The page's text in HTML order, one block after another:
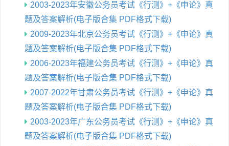
2003-2023年安徽公务员考试《行测》+《申论》真
题及答案解析(电子版合集 PDF格式下载)
2009-2023年北京公务员考试《行测》+《申论》真
题及答案解析(电子版合集 PDF格式下载)
2006-2023年福建公务员考试《行测》+《申论》真
题及答案解析(电子版合集 PDF格式下载)
2007-2022年甘肃公务员考试《行测》+《申论》真
题及答案解析(电子版合集 PDF格式下载)
2003-2023年广东公务员考试《行测》+《申论》真
题及答案解析(电子版合集 PDF格式下载)